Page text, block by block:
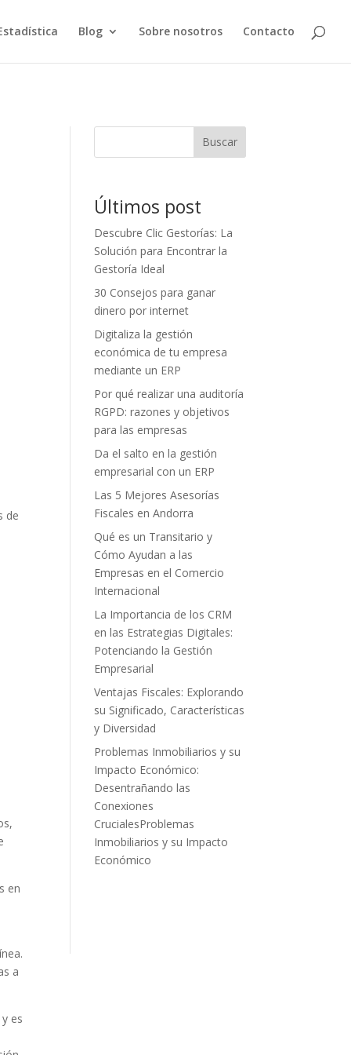
Blog Sobre nosotros Contacto
de
en
a
es
Buscar
Últimos post
Descubre Clic Gestorías: La
Solución para Encontrar la
Gestoría Ideal
30 Consejos para ganar
dinero por internet
Digitaliza la gestión
económica de tu empresa
mediante un ERP
Por qué realizar una auditoría
RGPD: razones y objetivos
para las empresas
Da el salto en la gestión
empresarial con un ERP
Las 5 Mejores Asesorías
Fiscales en Andorra
Qué es un Transitario y
Cómo Ayudan a las
Empresas en el Comercio
Internacional
La Importancia de los CRM
en las Estrategias Digitales:
Potenciando la Gestión
Empresarial
Ventajas Fiscales: Explorando
su Significado, Características
y Diversidad
Problemas Inmobiliarios y su
Impacto Económico:
Desentrañando las
Conexiones
CrucialesProblemas
Inmobiliarios y su Impacto
Económico